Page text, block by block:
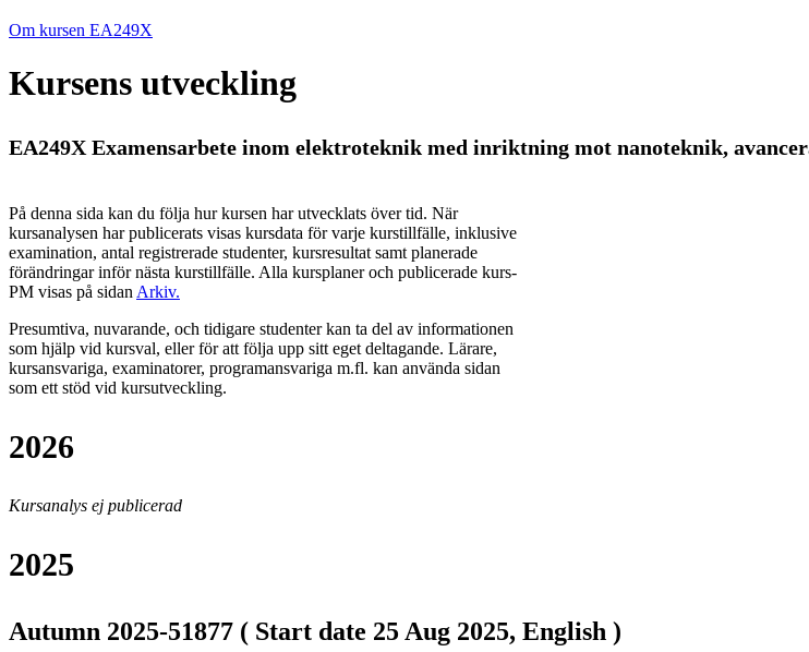
Om kursen EA249X
Kursens utveckling
EA249X Examensarbete inom elektroteknik med inriktning mot nanoteknik,
På denna sida kan du följa hur kursen har utvecklats över tid. När
kursanalysen har publicerats visas kursdata för varje kurstillfälle, inklusive
examination, antal registrerade studenter, kursresultat samt planerade
förändringar inför nästa kurstillfälle. Alla kursplaner och publicerade kurs-
PM visas på sidan Arkiv.
Presumtiva, nuvarande, och tidigare studenter kan ta del av informationen
som hjälp vid kursval, eller för att följa upp sitt eget deltagande. Lärare,
kursansvariga, examinatorer, programansvariga m.fl. kan använda sidan
som ett stöd vid kursutveckling.
2026
Kursanalys ej publicerad
2025
Autumn 2025-51877 ( Start date 25 Aug 2025, English )